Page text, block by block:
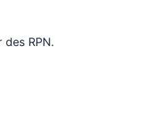
RPN.